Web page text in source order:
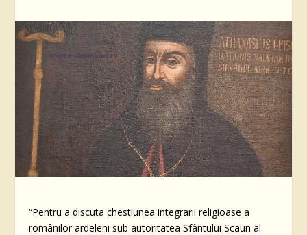
“Pentru a discuta chestiunea integrarii religioase a
românilor ardeleni sub autoritatea Sfântului Scaun al